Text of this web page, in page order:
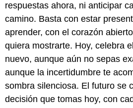
respuestas ahora, ni anticipar
camino. Basta con estar
aprender, con el corazón
quiera mostrarte. Hoy, celebra
nuevo, aunque aún no sepas
aunque la incertidumbre te
sombra silenciosa. El futuro se
decisión que tomas hoy, con